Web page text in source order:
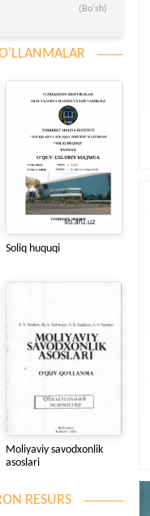
(Bo'sh)
Soliq huquqi
Moliyaviy savodxonlik
asoslari
RESURS